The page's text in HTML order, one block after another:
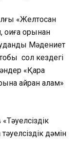
«Желтоқсан
оқиға орынан
Мәдениет
сол кездегі
«Қара
қайран қалам»
дәмін